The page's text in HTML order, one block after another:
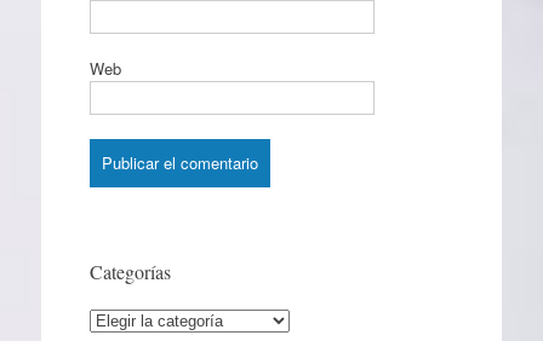
Web
Categorías
Categorías